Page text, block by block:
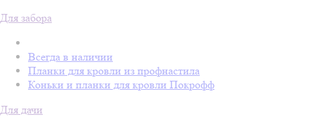
Для забора
Всегда в наличии
Планки для кровли из профнастила
Коньки и планки для кровли Покрофф
Для дачи